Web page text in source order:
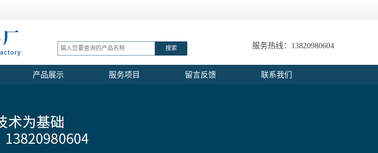
服务热线：13820980604
产品展示 服务项目 留言反馈 联系我们